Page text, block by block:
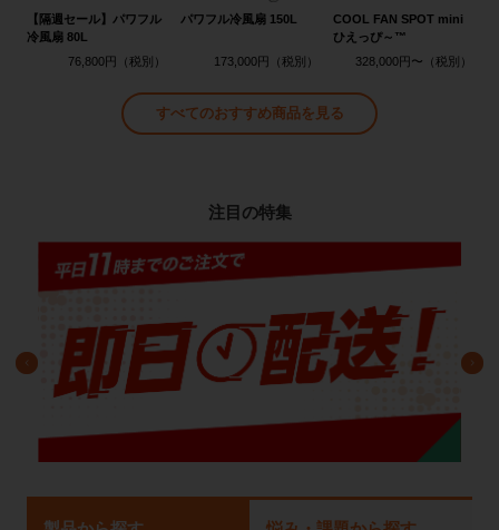
【隔週セール】パワフル
冷風扇 80L
76,800円
パワフル冷風扇 150L
173,000円
COOL FAN SPOT mini
ひえっぴ～™
328,000円〜
すべてのおすすめ商品を見る
注目の特集